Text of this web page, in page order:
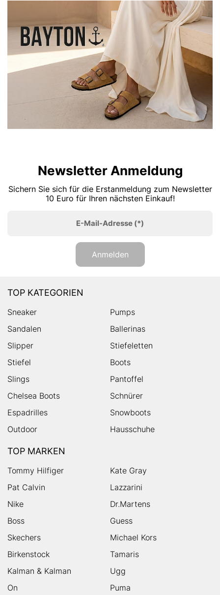
Newsletter Anmeldung
Sichern Sie sich für die Erstanmeldung zum Newsletter
10 Euro für Ihren nächsten Einkauf!
E-Mail-Adresse (*)
Anmelden
TOP KATEGORIEN
Sneaker
Pumps
Sandalen
Ballerinas
Slipper
Stiefeletten
Stiefel
Boots
Slings
Pantoffel
Chelsea Boots
Schnürer
Espadrilles
Snowboots
Outdoor
Hausschuhe
TOP MARKEN
Tommy Hilfiger
Kate Gray
Pat Calvin
Lazzarini
Nike
Dr.Martens
Boss
Guess
Skechers
Michael Kors
Birkenstock
Tamaris
Kalman & Kalman
Ugg
On
Puma